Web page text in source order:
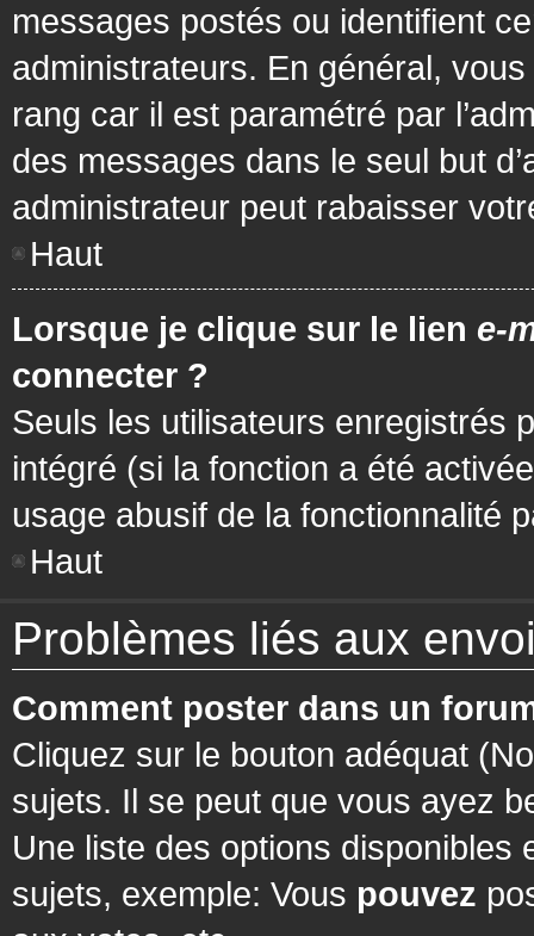
messages postés ou identifient
administrateurs. En général,
rang car il est paramétré par
des messages dans le seul but
administrateur peut rabaisser
Haut
Lorsque je clique sur le lien e-
connecter ?
Seuls les utilisateurs enregistrés
intégré (si la fonction a été
usage abusif de la fonctionnalité
Haut
Problèmes liés aux
Comment poster dans un
Cliquez sur le bouton adéquat
sujets. Il se peut que vous ayez
Une liste des options
sujets, exemple: Vous pouvez